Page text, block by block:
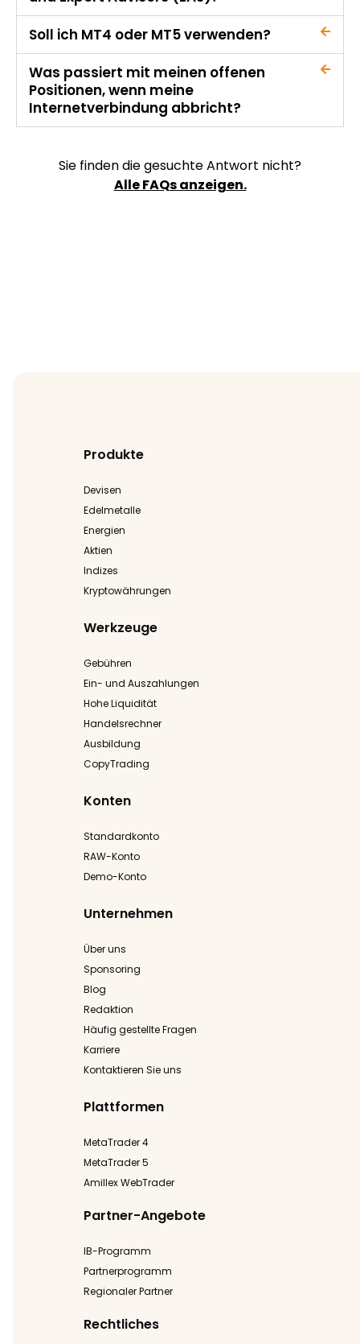
Soll ich MT4 oder MT5 verwenden?
Was passiert mit meinen offenen
Positionen, wenn meine
Internetverbindung abbricht?
Sie finden die gesuchte Antwort nicht?
Alle FAQs anzeigen.
Produkte
Devisen
Edelmetalle
Energien
Aktien
Indizes
Kryptowährungen
Werkzeuge
Gebühren
Ein- und Auszahlungen
Hohe Liquidität
Handelsrechner
Ausbildung
CopyTrading
Konten
Standardkonto
RAW-Konto
Demo-Konto
Unternehmen
Über uns
Sponsoring
Blog
Redaktion
Häufig gestellte Fragen
Karriere
Kontaktieren Sie uns
Plattformen
MetaTrader 4
MetaTrader 5
Amillex WebTrader
Partner-Angebote
IB-Programm
Partnerprogramm
Regionaler Partner
Rechtliches